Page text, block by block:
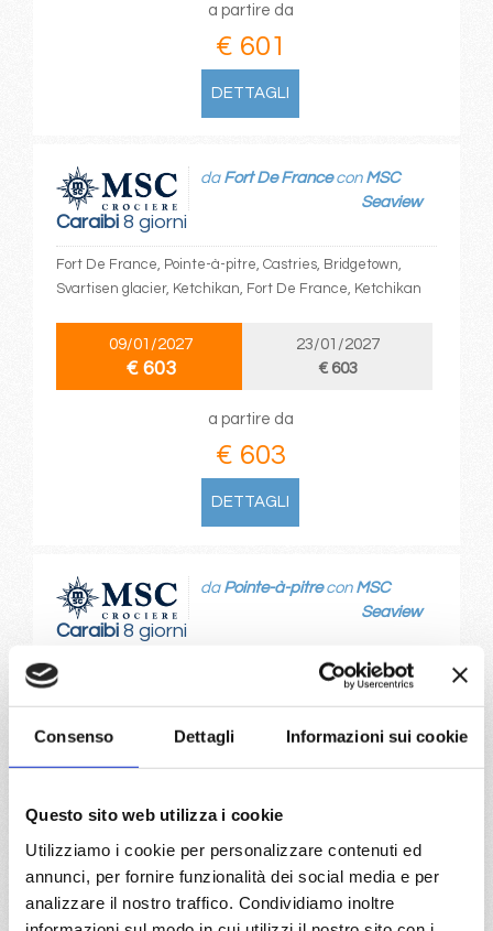
Consenso Dettagli Informazioni sui cookie
Questo sito web utilizza i cookie
Utilizziamo i cookie per personalizzare contenuti ed
annunci, per fornire funzionalità dei social media e per
analizzare il nostro traffico. Condividiamo inoltre
a partire da
€ 601
DETTAGLI
Caraibi8 giorni
da Fort De Francecon MSC
Seaview
Fort De France, Pointe-à-pitre, Castries, Bridgetown,
Svartisen glacier, Ketchikan, Fort De France, Ketchikan
09/01/2027
€ 603
23/01/2027
€ 603
a partire da
€ 603
DETTAGLI
Caraibi8 giorni
da Pointe-à-pitrecon MSC
Seaview
Pointe-à-pitre, Castries, Bridgetown, Svartisen glacier,
€ 603
DETTAGLI